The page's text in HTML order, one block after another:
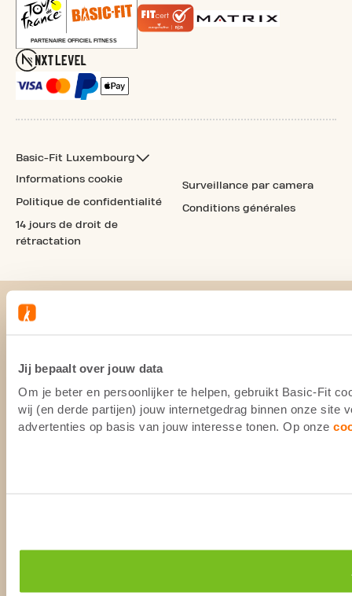
Jij bepaalt over jouw data
Om je beter en persoonlijker te helpen, gebruikt Basic-Fit
wij (en derde partijen) jouw internetgedrag binnen onze site
advertenties op basis van jouw interesse tonen. Op onze
Basic-Fit Luxembourg
Informations cookie
Politique de confidentialité
14 jours de droit de
rétractation
Surveillance par camera
Conditions générales